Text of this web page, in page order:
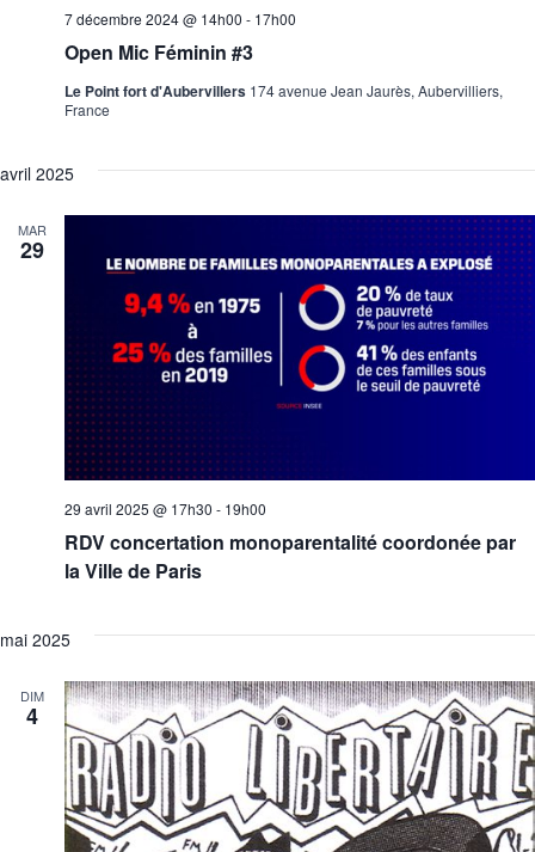
Open Mic Féminin #3
7 décembre 2024 @ 14h00 - 17h00
Le Point fort d'Aubervillers 174 avenue Jean Jaurès, Aubervilliers,
France
avril 2025
MAR
29
RDV concertation monoparentalité coordonée par
la Ville de Paris
29 avril 2025 @ 17h30 - 19h00
mai 2025
DIM
4